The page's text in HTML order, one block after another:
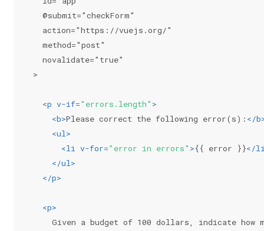
  @submit="checkForm"
  action="https://vuejs.org/"
  method="post"
  novalidate="true"
>
<p v-if="errors.length" >
<b>Please correct the following error(s): </b
<ul>
<li v-for="error in errors" >{{ error }}</
</ul>
</p>
<p>
Given a budget of 100 dollars, indicate how